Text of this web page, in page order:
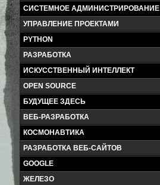
СИСТЕМНОЕ АДМИНИСТРИРОВАНИЕ
УПРАВЛЕНИЕ ПРОЕКТАМИ
PYTHON
РАЗРАБОТКА
ИСКУССТВЕННЫЙ ИНТЕЛЛЕКТ
OPEN SOURCE
БУДУЩЕЕ ЗДЕСЬ
ВЕБ-РАЗРАБОТКА
КОСМОНАВТИКА
РАЗРАБОТКА ВЕБ-САЙТОВ
GOOGLE
ЖЕЛЕЗО